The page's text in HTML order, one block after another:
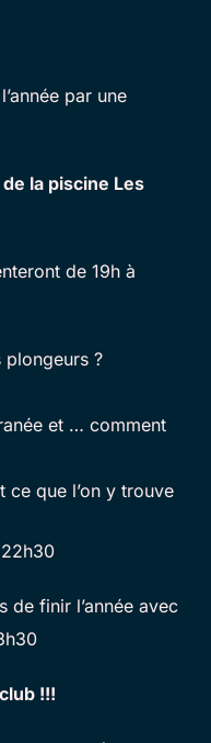
par une
la piscine Les
de 19h à
plongeurs ?
et … comment
ce que l’on y trouve
de finir l’année avec
!!!